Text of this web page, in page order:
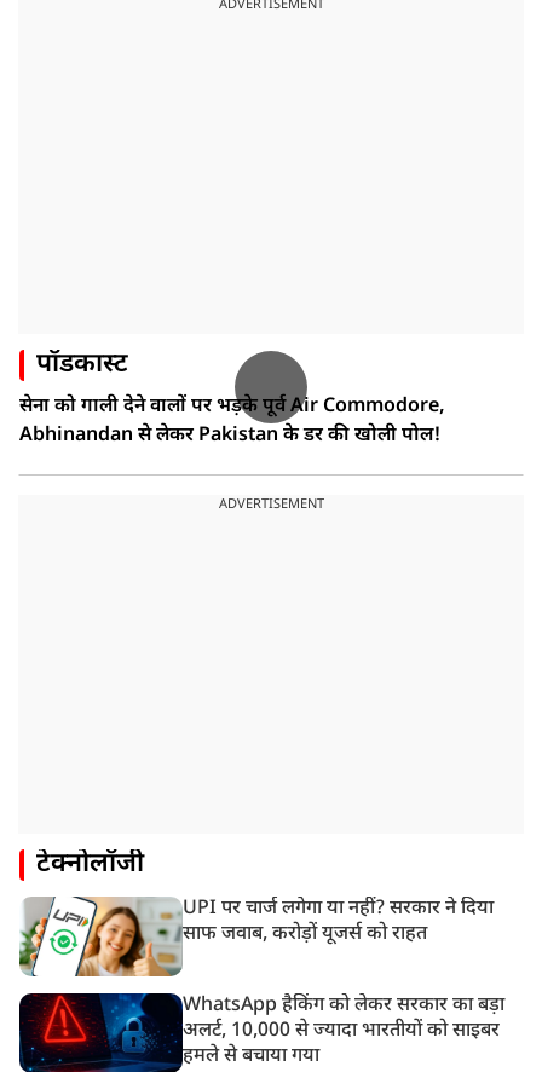
ADVERTISEMENT
पॉडकास्ट
सेना को गाली देने वालों पर भड़के पूर्व Air Commodore,
Abhinandan से लेकर Pakistan के डर की खोली पोल!
ADVERTISEMENT
टेक्नोलॉजी
UPI पर चार्ज लगेगा या नहीं? सरकार ने दिया
साफ जवाब, करोड़ों यूजर्स को राहत
WhatsApp हैकिंग को लेकर सरकार का बड़ा
अलर्ट, 10,000 से ज्यादा भारतीयों को साइबर
हमले से बचाया गया